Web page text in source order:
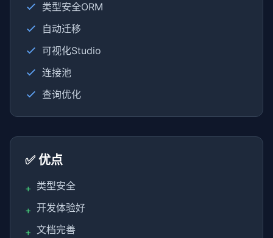
类型安全ORM
自动迁移
可视化Studio
连接池
查询优化
✅ 优点
+ 类型安全
+ 开发体验好
+ 文档完善